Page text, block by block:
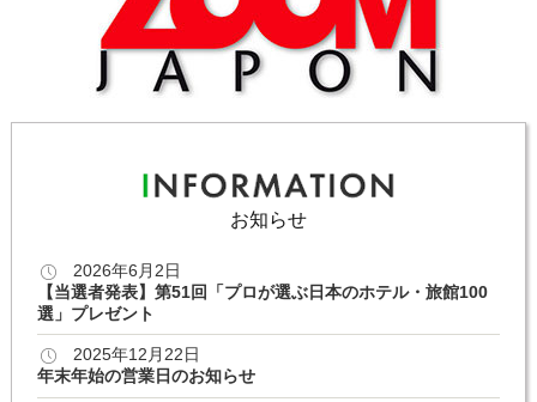
お知らせ
2026年6月2日
【当選者発表】第51回「プロが選ぶ日本のホテル・旅館100
選」プレゼント
2025年12月22日
年末年始の営業日のお知らせ